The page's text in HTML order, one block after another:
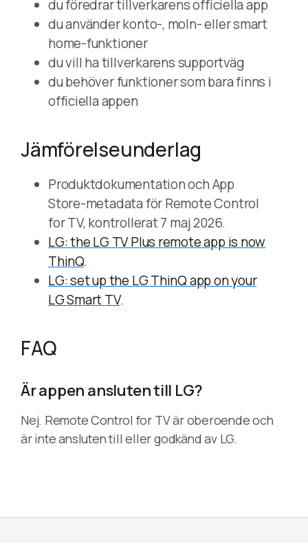
du föredrar tillverkarens officiella app
du använder konto-, moln- eller smart
home-funktioner
du vill ha tillverkarens supportväg
du behöver funktioner som bara finns i
officiella appen
Jämförelseunderlag
Produktdokumentation och App
Store-metadata för Remote Control
for TV, kontrollerat 7 maj 2026.
LG: the LG TV Plus remote app is now
ThinQ.
LG: set up the LG ThinQ app on your
LG Smart TV.
FAQ
Är appen ansluten till LG?
Nej. Remote Control for TV är oberoende och
är inte ansluten till eller godkänd av LG.